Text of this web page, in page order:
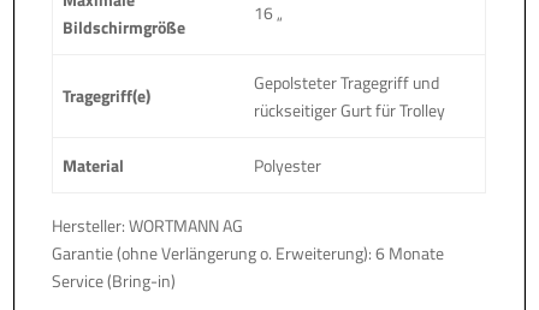
Bildschirmgröße
16 „
Tragegriff(e)
Gepolsteter Tragegriff und
rückseitiger Gurt für Trolley
Material Polyester
Hersteller: WORTMANN AG
Garantie (ohne Verlängerung o. Erweiterung): 6 Monate
Service (Bring-in)